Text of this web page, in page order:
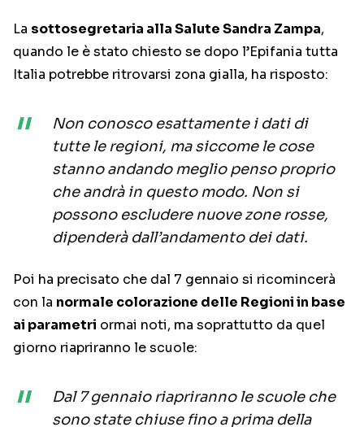
La sottosegretaria alla Salute Sandra Zampa,
quando le è stato chiesto se dopo l’Epifania tutta
Italia potrebbe ritrovarsi zona gialla, ha risposto:
Non conosco esattamente i dati di
tutte le regioni, ma siccome le cose
stanno andando meglio penso proprio
che andrà in questo modo. Non si
possono escludere nuove zone rosse,
dipenderà dall’andamento dei dati.
Poi ha precisato che dal 7 gennaio si ricomincerà
con la normale colorazione delle Regioni in base
ai parametri ormai noti, ma soprattutto da quel
giorno riapriranno le scuole:
Dal 7 gennaio riapriranno le scuole che
sono state chiuse fino a prima della